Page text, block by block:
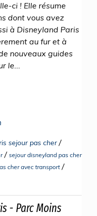
ci ! Elle résume
dont vous avez
à Disneyland Paris
au fur et à
nouveaux guides
le...
sejour pas cher/
/ sejour disneyland pas cher
cher avec transport/
- Parc Moins